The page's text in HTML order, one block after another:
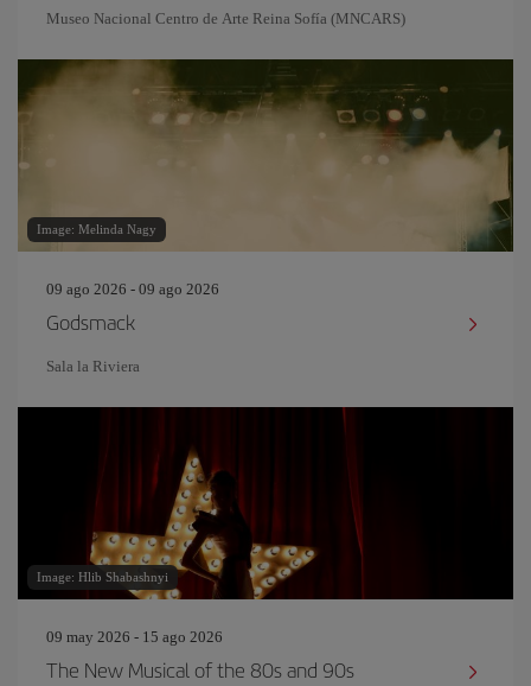
Museo Nacional Centro de Arte Reina Sofía (MNCARS)
Image: Melinda Nagy
09 ago 2026 - 09 ago 2026
Godsmack
Sala la Riviera
Image: Hlib Shabashnyi
09 may 2026 - 15 ago 2026
The New Musical of the 80s and 90s